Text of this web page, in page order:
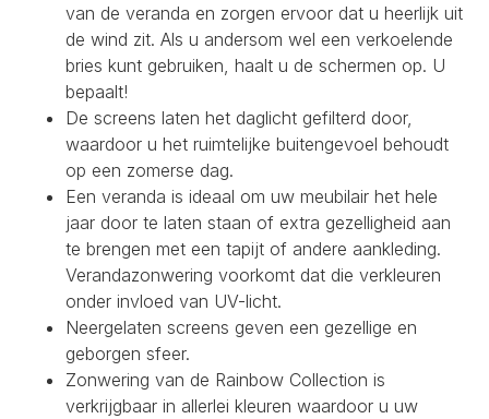
van de veranda en zorgen ervoor dat u heerlijk uit
de wind zit. Als u andersom wel een verkoelende
bries kunt gebruiken, haalt u de schermen op. U
bepaalt!
De screens laten het daglicht gefilterd door,
waardoor u het ruimtelijke buitengevoel behoudt
op een zomerse dag.
Een veranda is ideaal om uw meubilair het hele
jaar door te laten staan of extra gezelligheid aan
te brengen met een tapijt of andere aankleding.
Verandazonwering voorkomt dat die verkleuren
onder invloed van UV-licht.
Neergelaten screens geven een gezellige en
geborgen sfeer.
Zonwering van de Rainbow Collection is
verkrijgbaar in allerlei kleuren waardoor u uw